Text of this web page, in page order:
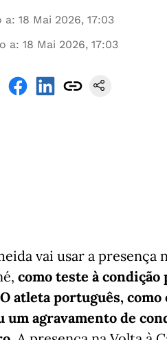
a: 18 Mai 2026, 17:03
a: 18 Mai 2026, 17:03
vai usar a
como teste à condição
atleta português,
um agravamento de